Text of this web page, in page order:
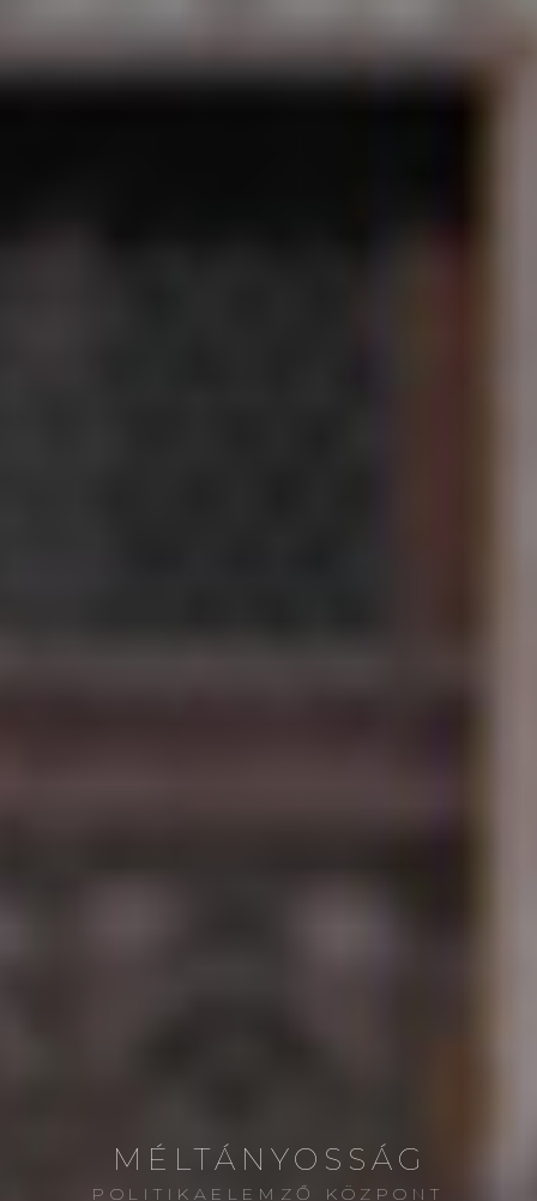
MÉLTÁNYOSSÁG
POLITIKAELEMZŐ KÖZPONT